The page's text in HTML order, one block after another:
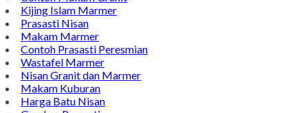
Kijing Islam Marmer
Prasasti Nisan
Makam Marmer
Contoh Prasasti Peresmian
Wastafel Marmer
Nisan Granit dan Marmer
Makam Kuburan
Harga Batu Nisan